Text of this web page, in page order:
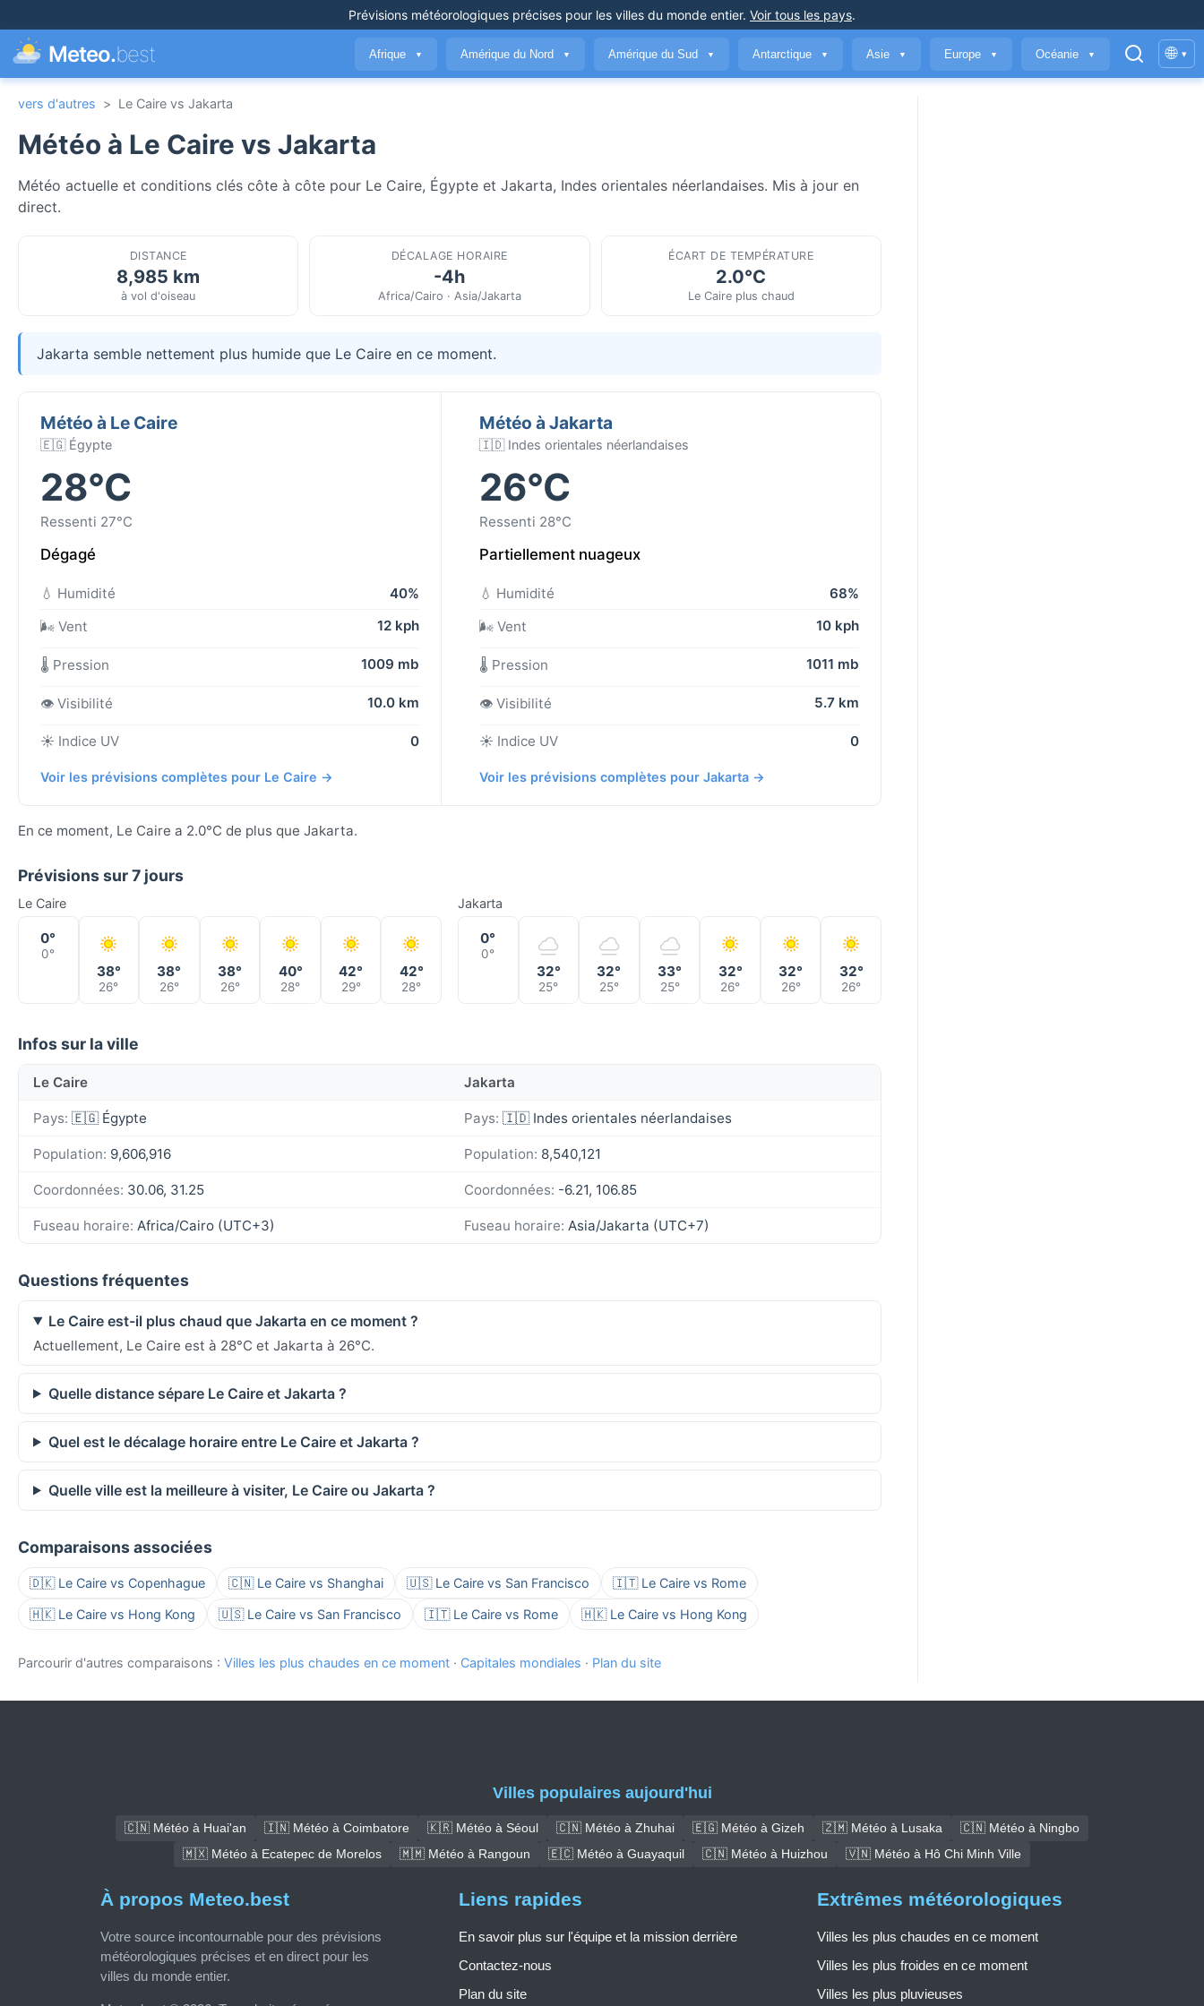
Prévisions météorologiques précises pour les villes du monde entier. Voir tous les pays.
Meteo.best Afrique ▼ Amérique du Nord ▼ Amérique du Sud ▼ Antarctique ▼ Asie ▼ Europe ▼ Océanie ▼ 🌐 ▾
vers d'autres > Le Caire vs Jakarta
Météo à Le Caire vs Jakarta
Météo actuelle et conditions clés côte à côte pour Le Caire, Égypte et Jakarta, Indes orientales néerlandaises. Mis à jour en
direct.
DISTANCE
8,985 km
à vol d'oiseau
DÉCALAGE HORAIRE
-4h
Africa/Cairo · Asia/Jakarta
ÉCART DE TEMPÉRATURE
2.0°C
Le Caire plus chaud
Jakarta semble nettement plus humide que Le Caire en ce moment.
Météo à Le Caire
🇪🇬 Égypte
28°C
Ressenti 27°C
Dégagé
💧 Humidité
40%
🌬️ Vent
12 kph
🌡️ Pression 1009 mb
👁️ Visibilité 10.0 km
☀️ Indice UV 0
Voir les prévisions complètes pour Le Caire →
Météo à Jakarta
🇮🇩 Indes orientales néerlandaises
26°C
Ressenti 28°C
Partiellement nuageux
💧 Humidité
68%
🌬️ Vent
10 kph
🌡️ Pression 1011 mb
👁️ Visibilité 5.7 km
☀️ Indice UV 0
Voir les prévisions complètes pour Jakarta →
En ce moment, Le Caire a 2.0°C de plus que Jakarta.
Prévisions sur 7 jours
Le Caire
0°
0°
38°
26°
38°
26°
38°
26°
40°
28°
42°
29°
42°
28°
Jakarta
0°
0°
32°
25°
32°
25°
33°
25°
32°
26°
32°
26°
32°
26°
Infos sur la ville
Le Caire Jakarta
Pays: 🇪🇬 Égypte Pays: 🇮🇩 Indes orientales néerlandaises
Population: 9,606,916 Population: 8,540,121
Coordonnées: 30.06, 31.25 Coordonnées: -6.21, 106.85
Fuseau horaire: Africa/Cairo (UTC+3) Fuseau horaire: Asia/Jakarta (UTC+7)
Questions fréquentes
Le Caire est-il plus chaud que Jakarta en ce moment ?
Actuellement, Le Caire est à 28°C et Jakarta à 26°C.
Quelle distance sépare Le Caire et Jakarta ?
Quel est le décalage horaire entre Le Caire et Jakarta ?
Quelle ville est la meilleure à visiter, Le Caire ou Jakarta ?
Comparaisons associées
🇩🇰 Le Caire vs Copenhague 🇨🇳 Le Caire vs Shanghai 🇺🇸 Le Caire vs San Francisco 🇮🇹 Le Caire vs Rome
🇭🇰 Le Caire vs Hong Kong 🇺🇸 Le Caire vs San Francisco 🇮🇹 Le Caire vs Rome 🇭🇰 Le Caire vs Hong Kong
Parcourir d'autres comparaisons : Villes les plus chaudes en ce moment · Capitales mondiales · Plan du site
Villes populaires aujourd'hui
🇨🇳 Météo à Huai'an 🇮🇳 Météo à Coimbatore 🇰🇷 Météo à Séoul 🇨🇳 Météo à Zhuhai 🇪🇬 Météo à Gizeh 🇿🇲 Météo à Lusaka
🇨🇳 Météo à Ningbo
🇲🇽 Météo à Ecatepec de Morelos
🇲🇲 Météo à Rangoun 🇪🇨 Météo à Guayaquil 🇨🇳 Météo à Huizhou 🇻🇳 Météo à Hô Chi Minh Ville
À propos Meteo.best
Votre source incontournable pour des prévisions
météorologiques précises et en direct pour les
villes du monde entier.
Liens rapides
En savoir plus sur l'équipe et la mission derrière
Contactez-nous
Plan du site
Extrêmes météorologiques
Villes les plus chaudes en ce moment
Villes les plus froides en ce moment
Villes les plus pluvieuses